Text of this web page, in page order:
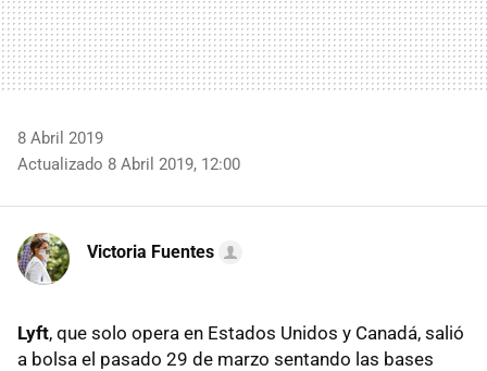
8 Abril 2019
Actualizado 8 Abril 2019, 12:00
Victoria Fuentes
Lyft, que solo opera en Estados Unidos y Canadá, salió
a bolsa el pasado 29 de marzo sentando las bases